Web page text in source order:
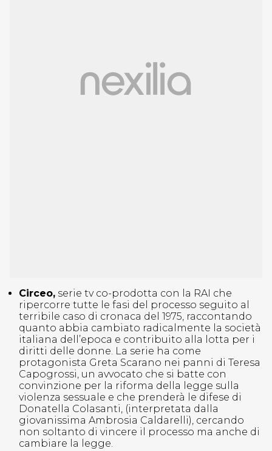
Circeo, serie tv co-prodotta con la RAI che
ripercorre tutte le fasi del processo seguito al
terribile caso di cronaca del 1975, raccontando
quanto abbia cambiato radicalmente la società
italiana dell’epoca e contribuito alla lotta per i
diritti delle donne. La serie ha come
protagonista Greta Scarano nei panni di Teresa
Capogrossi, un avvocato che si batte con
convinzione per la riforma della legge sulla
violenza sessuale e che prenderà le difese di
Donatella Colasanti, (interpretata dalla
giovanissima Ambrosia Caldarelli), cercando
non soltanto di vincere il processo ma anche di
cambiare la legge.